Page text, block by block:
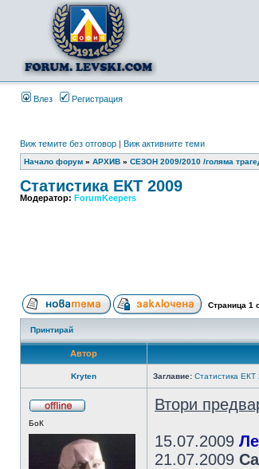
Влез Регистрация
Виж темите без отговор | Виж активните теми
Начало форум » АРХИВ » СЕЗОН 2009/2010 /голяма
Статистика ЕКТ 2009
Модератор: ForumKeepers
Страница 1
Принтирай
Автор
Kryten Заглавие: Статистика ЕКТ
БоК
Втори
15.07.2009
21.07.2009